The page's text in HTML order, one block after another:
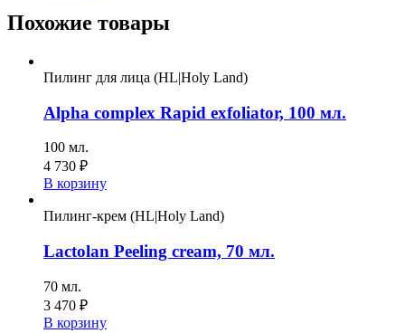
Похожие товары
Пилинг для лица (HL|Holy Land)
Alpha complex Rapid exfoliator, 100 мл.
100 мл.
4 730 ₽
В корзину
Пилинг-крем (HL|Holy Land)
Lactolan Peeling cream, 70 мл.
70 мл.
3 470 ₽
В корзину